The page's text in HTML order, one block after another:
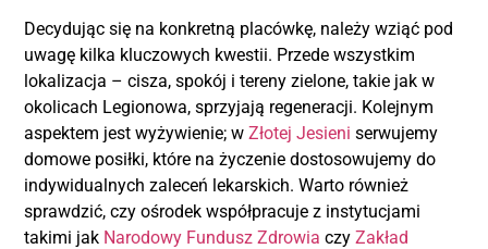
Decydując się na konkretną placówkę, należy wziąć pod
uwagę kilka kluczowych kwestii. Przede wszystkim
lokalizacja – cisza, spokój i tereny zielone, takie jak w
okolicach Legionowa, sprzyjają regeneracji. Kolejnym
aspektem jest wyżywienie; wZłotej Jesieni serwujemy
domowe posiłki, które na życzenie dostosowujemy do
indywidualnych zaleceń lekarskich. Warto również
sprawdzić, czy ośrodek współpracuje z instytucjami
takimi jak Narodowy Fundusz Zdrowia czyZakład